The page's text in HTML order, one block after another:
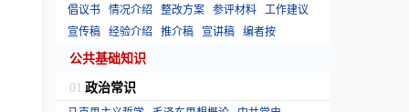
倡议书 情况介绍 整改方案 参评材料 工作建议
宣传稿 经验介绍 推介稿 宣讲稿 编者按
公共基础知识
01 政治常识